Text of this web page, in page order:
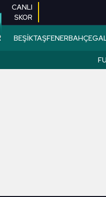
CANLI
SKOR
BEŞİKTAŞFENERBAHÇE